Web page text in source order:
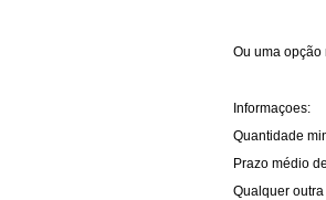
Ou uma opção
Informaçoes:
Quantidade
Prazo médio
Qualquer